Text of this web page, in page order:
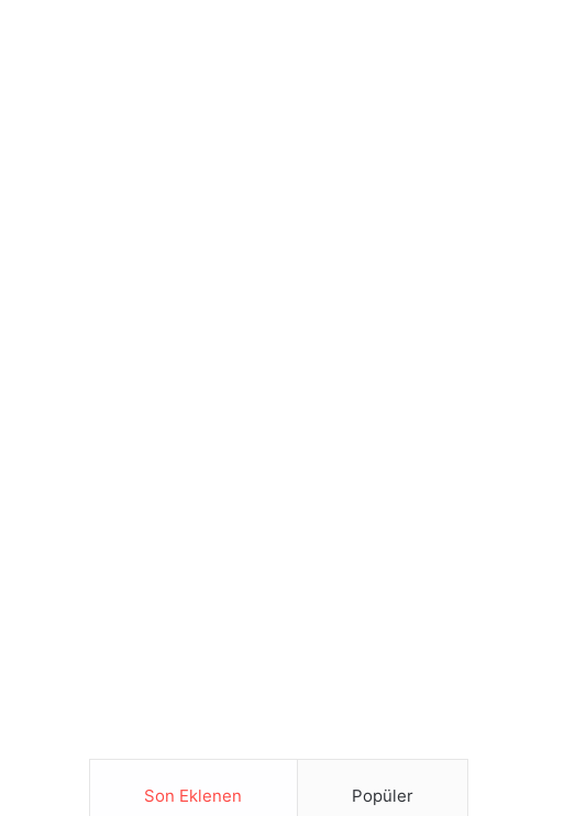
Son Eklenen Popüler